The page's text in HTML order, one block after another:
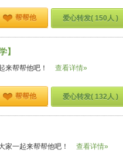
帮帮他 爱心转发( 150人 )
】
来帮帮他吧！ 查看详情»
帮帮他 爱心转发( 132人 )
家一起来帮帮他吧！ 查看详情»